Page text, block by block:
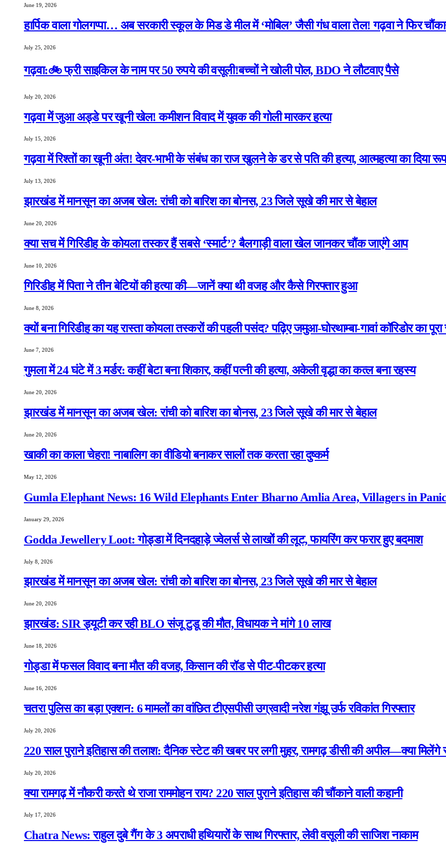
June 19, 2026
हार्पिक वाला गोलगप्पा… अब सरकारी स्कूल के मिड डे मील में ‘मोबिल’ जैसी गंध वाला तेल! गढ़वा ने फिर
July 25, 2026
गढ़वा:🚲 फ्री साइकिल के नाम पर 50 रुपये की वसूली!बच्चों ने खोली पोल, BDO ने लौटवाए पैसे
July 20, 2026
गढ़वा में जुआ अड्डे पर खूनी खेल! कमीशन विवाद में युवक की गोली मारकर हत्या
July 15, 2026
गढ़वा में रिश्तों का खूनी अंत! देवर-भाभी के संबंध का राज खुलने के डर से पति की हत्या, आत्महत्या का दिया
July 13, 2026
झारखंड में मानसून का अजब खेल: रांची को बारिश का बोनस, 23 जिले सूखे की मार से बेहाल
June 20, 2026
क्या सच में गिरिडीह के कोयला तस्कर हैं सबसे ‘स्मार्ट’? बैलगाड़ी वाला खेल जानकर चौंक जाएंगे आप
June 10, 2026
गिरिडीह में पिता ने तीन बेटियों की हत्या की—जानें क्या थी वजह और कैसे गिरफ्तार हुआ
June 8, 2026
क्यों बना गिरिडीह का यह रास्ता कोयला तस्करों की पहली पसंद? पढ़िए जमुआ-घोरथाम्बा-गावां कॉरिडोर का
June 7, 2026
गुमला में 24 घंटे में 3 मर्डर: कहीं बेटा बना शिकार, कहीं पत्नी की हत्या, अकेली वृद्धा का कत्ल बना रहस्य
June 20, 2026
झारखंड में मानसून का अजब खेल: रांची को बारिश का बोनस, 23 जिले सूखे की मार से बेहाल
June 20, 2026
खाकी का काला चेहरा! नाबालिग का वीडियो बनाकर सालों तक करता रहा दुष्कर्म
May 12, 2026
Gumla Elephant News: 16 Wild Elephants Enter Bharno Amlia Area, Villagers in
January 29, 2026
Godda Jewellery Loot: गोड्डा में दिनदहाड़े ज्वेलर्स से लाखों की लूट, फायरिंग कर फरार हुए बदमाश
July 8, 2026
झारखंड में मानसून का अजब खेल: रांची को बारिश का बोनस, 23 जिले सूखे की मार से बेहाल
June 20, 2026
झारखंड: SIR ड्यूटी कर रही BLO संजू टुडू की मौत, विधायक ने मांगे 10 लाख
June 18, 2026
गोड्डा में फसल विवाद बना मौत की वजह, किसान की रॉड से पीट-पीटकर हत्या
June 16, 2026
चतरा पुलिस का बड़ा एक्शन: 6 मामलों का वांछित टीएसपीसी उग्रवादी नरेश गंझू उर्फ रविकांत गिरफ्तार
July 20, 2026
220 साल पुराने इतिहास की तलाश: दैनिक स्टेट की खबर पर लगी मुहर, रामगढ़ डीसी की अपील—क्या मिलेंगे
July 20, 2026
क्या रामगढ़ में नौकरी करते थे राजा राममोहन राय? 220 साल पुराने इतिहास की चौंकाने वाली कहानी
July 17, 2026
Chatra News: राहुल दुबे गैंग के 3 अपराधी हथियारों के साथ गिरफ्तार, लेवी वसूली की साजिश नाकाम